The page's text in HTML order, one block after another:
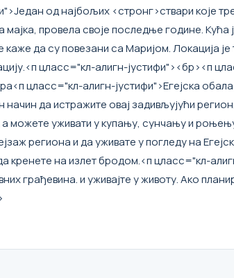
од најбољих <стронг>ствари које
провела своје последње године. Кућа
да су повезани са Маријом. Локација
<п цласс="кл-алигн-јустифи"><бр><п
<п цласс="кл-алигн-јустифи">Егејска
да истражите овај задивљујући
можете уживати у купању, сунчању и
региона и да уживате у погледу на
кренете на излет бродом.<п цласс="кл-
грађевина. и уживајте у животу. Ако